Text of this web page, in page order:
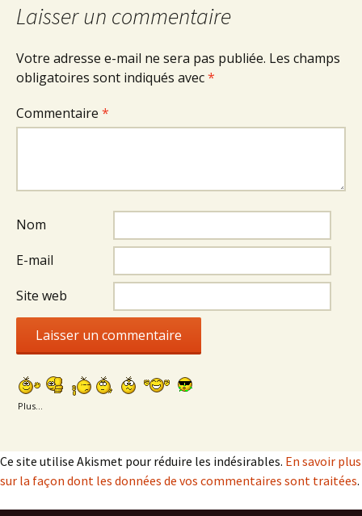
Laisser un commentaire
Votre adresse e-mail ne sera pas publiée. Les champs
obligatoires sont indiqués avec*
Commentaire *
Nom
E-mail
Site web
Plus...
Ce site utilise Akismet pour réduire les indésirables. En savoir plus
sur la façon dont les données de vos commentaires sont traitées.